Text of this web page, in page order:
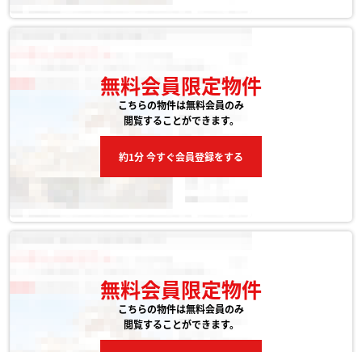
無料会員限定物件
こちらの物件は無料会員のみ
閲覧することができます。
約1分 今すぐ会員登録をする
無料会員限定物件
こちらの物件は無料会員のみ
閲覧することができます。